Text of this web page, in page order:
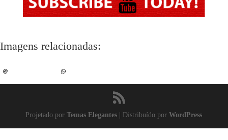
Imagens relacionadas:
Projetado porTemas Elegantes | Distribuído porWordPress